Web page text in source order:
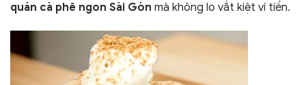
quán cà phê ngon Sài Gòn mà không lo vắt kiệt ví tiền.